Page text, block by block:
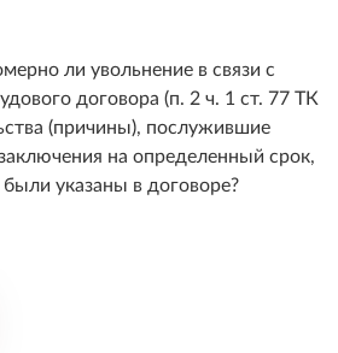
ли увольнение в связи с
договора (п. 2 ч. 1 ст. 77 ТК
(причины), послужившие
на определенный срок,
указаны в договоре?